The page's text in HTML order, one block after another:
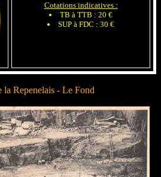
Cotations indicatives :
TB à TTB : 20 €
SUP à FDC : 30 €
la Repenelais - Le Fond